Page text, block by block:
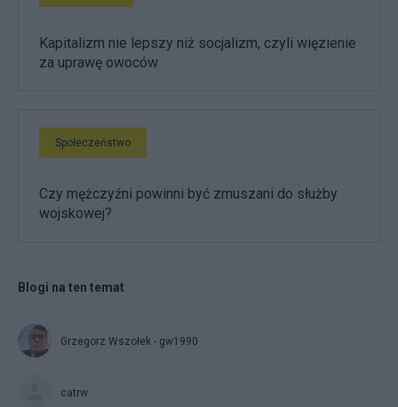
Kapitalizm nie lepszy niż socjalizm, czyli więzienie
za uprawę owoców
Społeczeństwo
Czy mężczyźni powinni być zmuszani do służby
wojskowej?
Blogi na ten temat
Grzegorz Wszołek - gw1990
catrw